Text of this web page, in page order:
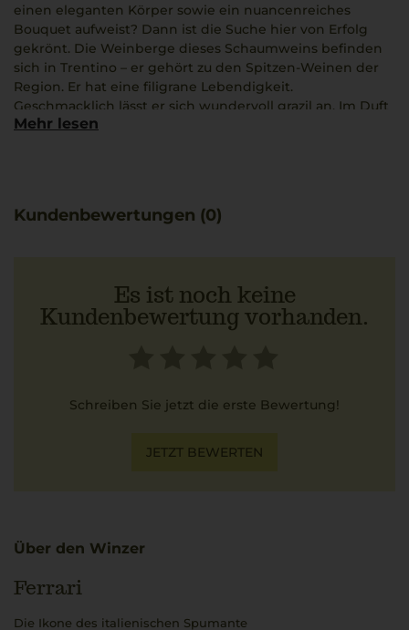
einen eleganten Körper sowie ein nuancenreiches
Bouquet aufweist? Dann ist die Suche hier von Erfolg
gekrönt. Die Weinberge dieses Schaumweins befinden
sich in Trentino – er gehört zu den Spitzen-Weinen der
Region. Er hat eine filigrane Lebendigkeit.
Geschmacklich lässt er sich wundervoll grazil an. Im Duft
des Metodo Classico zeigen sich Birne, Granatapfel und
Ferrari. Selbstredend finden sich gleich Verbindungen zu
Mehr lesen
Kundenbewertungen (0)
Es ist noch keine
Kundenbewertung vorhanden.
Schreiben Sie jetzt die erste Bewertung!
JETZT BEWERTEN
Über den Winzer
Ferrari
Die Ikone des italienischen Spumante